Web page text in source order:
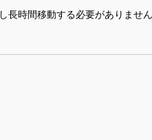
時間移動する必要がありませ